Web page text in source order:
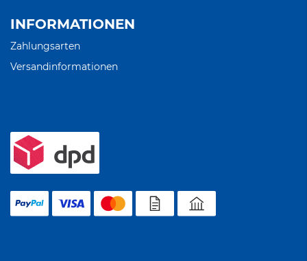
INFORMATIONEN
Zahlungsarten
Versandinformationen